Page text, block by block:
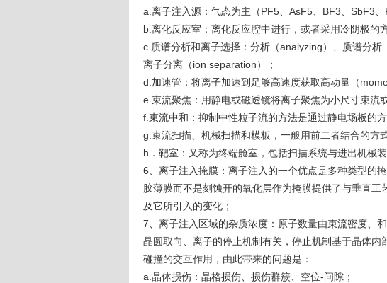
a.离子注入源：气态为主（PF5、AsF5、BF3、SbF3
b.离化反应室：离化反应腔中进行，或者采用冷阴极的
c.质谱分析和离子选择：分析（analyzing）、质谱分析
离子分离（ion separation）；
d.加速管：将离子加速到足够高速度获取高动量（
e.束流聚焦：用静电或磁透镜将离子聚焦为小尺寸束流
f.束流中和：抑制中性粒子流的方法是通过静电场板的方
g.束流扫描、机械扫描和模板，一般用前二者结合的方
h．靶室：又称为终端舱室，包括扫描系统与进出机械
6、离子注入掩膜：离子注入的一个优点是多种类型的
胶薄膜而不是刻蚀开的氧化层作为掩膜提供了与垂直
及它所引入的变化；
7、离子注入区域的杂质浓度：原子数量由束流密度、
晶圆取向、离子的停止机制有关，停止机制基于晶体
碰撞的交互作用，由此带来的问题是：
a.晶体损伤：晶格损伤、损伤群簇、空位-间隙；